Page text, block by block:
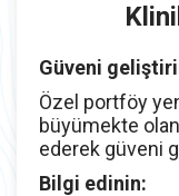
Güveni
Özel portföy
büyümekte
ederek güveni
Bilgi edinin: